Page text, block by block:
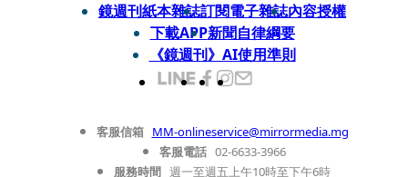
鏡週刊紙本雜誌訂閱電子雜誌內容授權
下載APP新聞自律綱要
《鏡週刊》AI使用準則
客服信箱 MM-onlineservice@mirrormedia.mg
客服電話 02-6633-3966
服務時間 週一至週五上午10時至下午6時